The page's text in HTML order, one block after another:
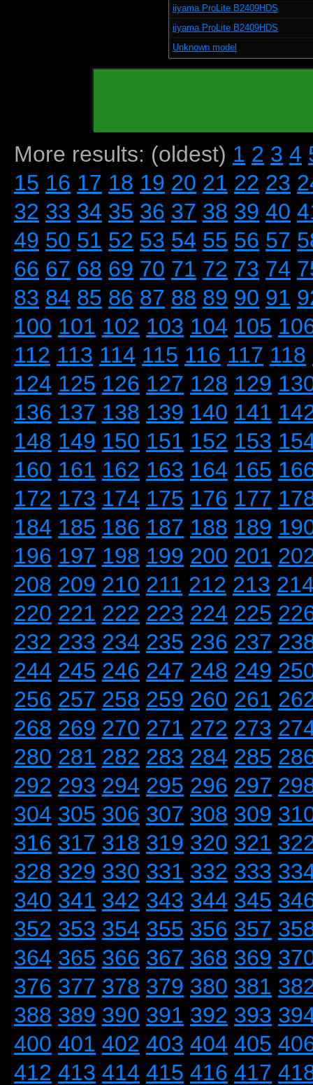
iiyama ProLite B2409HDS
iiyama ProLite B2409HDS
Unknown model
More results: (oldest) 1 2 3 4
15 16 17 18 19 20 21 22 23
32 33 34 35 36 37 38 39 40
49 50 51 52 53 54 55 56 57
66 67 68 69 70 71 72 73 74
83 84 85 86 87 88 89 90 91
100 101 102 103 104 105
112 113 114 115 116 117 118
124 125 126 127 128 129
136 137 138 139 140 141
148 149 150 151 152 153
160 161 162 163 164 165
172 173 174 175 176 177
184 185 186 187 188 189
196 197 198 199 200 201
208 209 210 211 212 213
220 221 222 223 224 225
232 233 234 235 236 237
244 245 246 247 248 249
256 257 258 259 260 261
268 269 270 271 272 273
280 281 282 283 284 285
292 293 294 295 296 297
304 305 306 307 308 309
316 317 318 319 320 321
328 329 330 331 332 333
340 341 342 343 344 345
352 353 354 355 356 357
364 365 366 367 368 369
376 377 378 379 380 381
388 389 390 391 392 393
400 401 402 403 404 405
412 413 414 415 416 417